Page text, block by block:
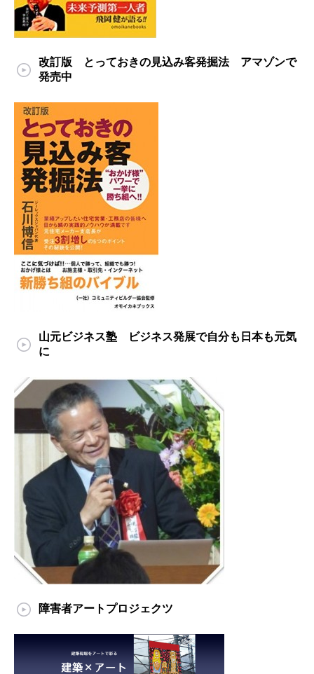
改訂版 とっておきの見込み客発掘法 アマゾンで
発売中
山元ビジネス塾 ビジネス発展で自分も日本も元気
に
障害者アートプロジェクツ